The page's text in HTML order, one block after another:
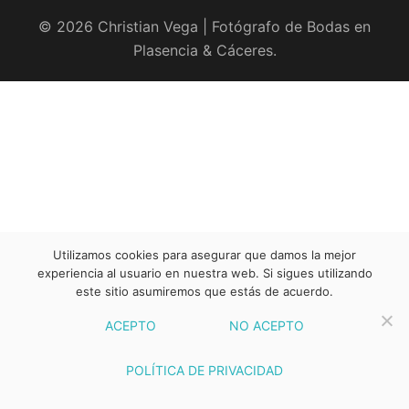
© 2026 Christian Vega | Fotógrafo de Bodas en
Plasencia & Cáceres.
Utilizamos cookies para asegurar que damos la mejor
experiencia al usuario en nuestra web. Si sigues utilizando
este sitio asumiremos que estás de acuerdo.
ACEPTO NO ACEPTO
POLÍTICA DE PRIVACIDAD